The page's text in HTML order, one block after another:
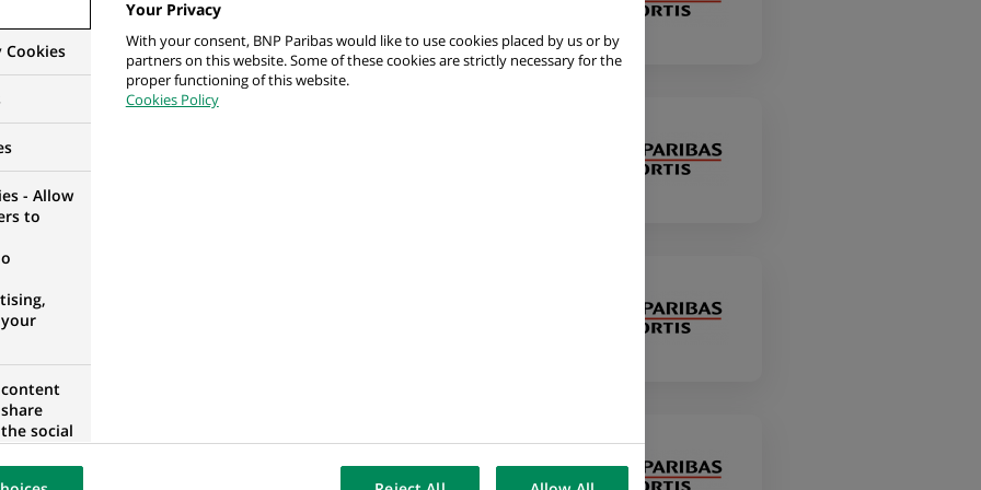
- Brussels-East
Halle
- Région Vilvoorde
Cookies
- Allow
to
content
social
the
website
Your Privacy
With your consent, BNP Paribas would like to use cookies placed by us or by
partners on this website. Some of these cookies are strictly necessary for the
proper functioning of this website.
Cookies Policy